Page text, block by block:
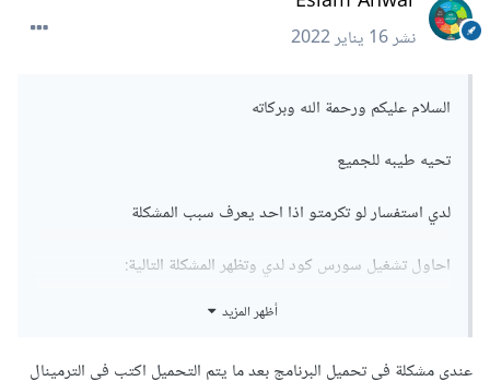
نشر16 يناير 2022
السلام عليكم ورحمة الله وبركاته
تحيه طيبه للجميع
لدي استفسار لو تكرمتو اذا احد يعرف سبب المشكلة
احاول تشغيل سورس كود لدي وتظهر المشكلة التالية:
Could not determine the dependencies of
أظهر المزيد
عندي مشكلة في تحميل البرنامج بعد ما يتم التحميل اكتب في الترمينال